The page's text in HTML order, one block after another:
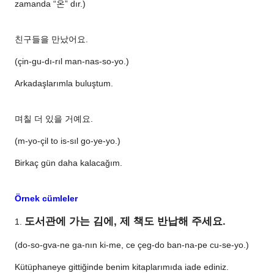
zamanda “온” dır.)
친구들을 만났어요.
(çin-gu-dı-rıl man-nas-so-yo.)
Arkadaşlarımla buluştum.
며칠 더 있을 거예요.
(m-yo-çil to is-sıl go-ye-yo.)
Birkaç gün daha kalacağım.
Örnek cümleler
1. 도서관에 가는 김에, 제 책도 반납해 주세요.
(do-so-gva-ne ga-nın ki-me, ce çeg-do ban-na-pe cu-se-yo.)
Kütüphaneye gittiğinde benim kitaplarımıda iade ediniz.